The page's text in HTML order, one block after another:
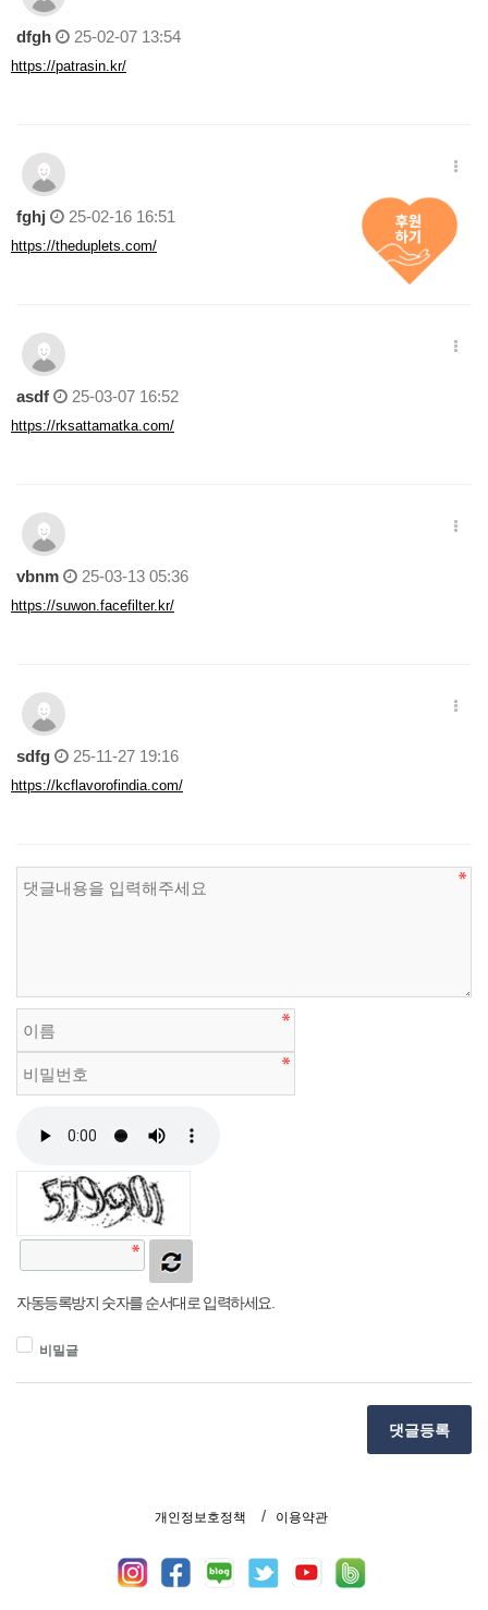
dfgh 25-02-07 13:54
https://patrasin.kr/
fghj 25-02-16 16:51
https://theduplets.com/
asdf 25-03-07 16:52
https://rksattamatka.com/
vbnm 25-03-13 05:36
https://suwon.facefilter.kr/
sdfg 25-11-27 19:16
https://kcflavorofindia.com/
자동등록방지 숫자를 순서대로 입력하세요.
비밀글
댓글등록
개인정보호정책 이용약관